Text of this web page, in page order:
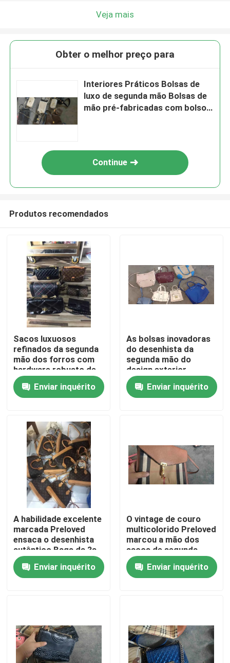
Casa
Produtos
Vídeos
Sobre nós
Excursão da fábrica
Controle da qualidade
Contacte-nos
Roupas da moda usadas
Roupas Infantis Primárias
Veja mais
Obter o melhor preço para
Interiores Práticos Bolsas de
luxo de segunda mão Bolsas de
mão pré-fabricadas com bolsos
Continue
Produtos recomendados
Sacos luxuosos
refinados da segunda
mão dos forros com
hardware robusto de
costura resistente do
metalEnviar inquérito
As bolsas inovadoras
do desenhista da
segunda mão do
design exterior
usaram bolsas da
marcaEnviar inquérito
A habilidade excelente
marcada Preloved
ensaca o desenhista
autêntico Bags da ?a
mão
Enviar inquérito
O vintage de couro
multicolorido Preloved
marcou a mão dos
sacos de segunda
mão um quilograma
Enviar inquérito